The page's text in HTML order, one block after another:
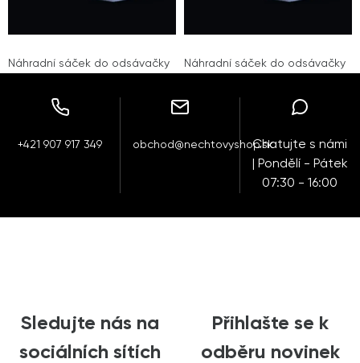
Náhradní sáček do odsávačky Náhradní sáček do odsávačky
+421 907 917 349 obchod@nechtovyshop.skChatujte s námi
| Pondělí - Pátek
07:30 - 16:00
Sledujte nás na
sociálních sítích
Přihlašte se k
odběru novinek